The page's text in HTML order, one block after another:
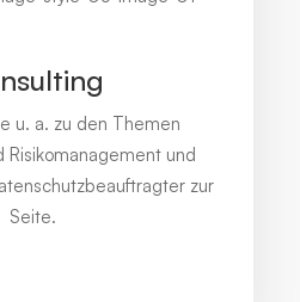
u. a. zu den Themen
Risikomanagement und
zur
Seite.